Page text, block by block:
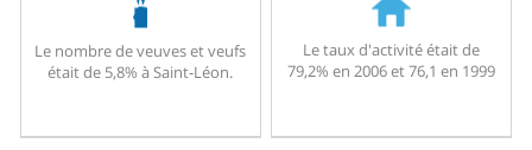
Le nombre de veuves et veufs
était de 5,8% à Saint-Léon.
Le taux d'activité était de
79,2% en 2006 et 76,1 en 1999